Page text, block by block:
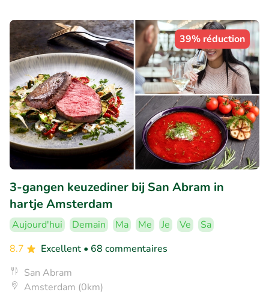
39% réduction
3-gangen keuzediner bij San Abram in
hartje Amsterdam
Aujourd'hui Demain Ma Me Je Ve
Sa
8.7
Excellent • 68 commentaires
San Abram
Amsterdam (0km)